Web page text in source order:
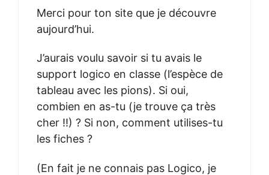
Merci pour ton site que je découvre
aujourd’hui.
J’aurais voulu savoir si tu avais le
support logico en classe (l’espèce de
tableau avec les pions). Si oui,
combien en as-tu (je trouve ça très
cher !!) ? Si non, comment utilises-tu
les fiches ?
(En fait je ne connais pas Logico, je